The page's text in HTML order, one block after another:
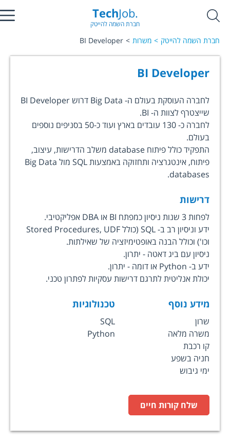
TechJob.
חברת השמה להייטק
חברת השמה להייטק משרות BI Developer
BI Developer
לחברה העוסקת בעולם ה- Big Data דרוש BI Developer
שייצטרף לצוות ה- BI.
לחברה כ- 130 עובדים בארץ ועוד כ-50 בסניפים נוספים
בעולם.
התפקיד כולל פיתוח database משלב הדרישות, עיצוב,
פיתוח, אינטגרציה ותחזוקה באמצעות SQL מול Big Data
databases.
דרישות
לפחות 3 שנות ניסיון כמפתח BI או DBA אפליקטיבי.
ידע וניסיון רב ב- SQL (כולל Stored Procedures, UDF
וכו') וכולל הבנה באופטימיזציה של שאילתות.
ניסיון עם ביג דאטה - יתרון.
ידע ב- Python או דומה - יתרון.
יכולת אנליטית לתרגם דרישות עסקיות לפתרון טכני.
מידע נוסף
שרון
משרה מלאה
קו רכבת
חניה בשפע
ימי גיבוש
טכנולוגיות
SQL
Python
שלח קורות חיים